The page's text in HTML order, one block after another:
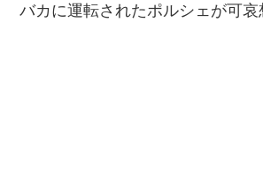
バカに運転されたポルシェが可哀